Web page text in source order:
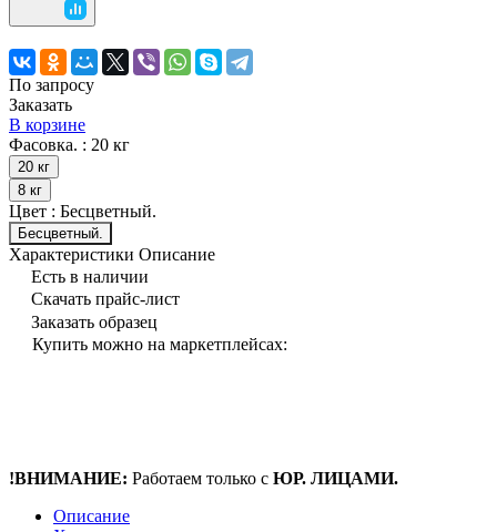
По запросу
Заказать
В корзине
Фасовка. : 20 кг
20 кг
8 кг
Цвет : Бесцветный.
Бесцветный.
Характеристики Описание
Есть в наличии
Скачать прайс-лист
Заказать образец
Купить можно на маркетплейсах:
!ВНИМАНИЕ: Работаем только с ЮР. ЛИЦАМИ.
Описание